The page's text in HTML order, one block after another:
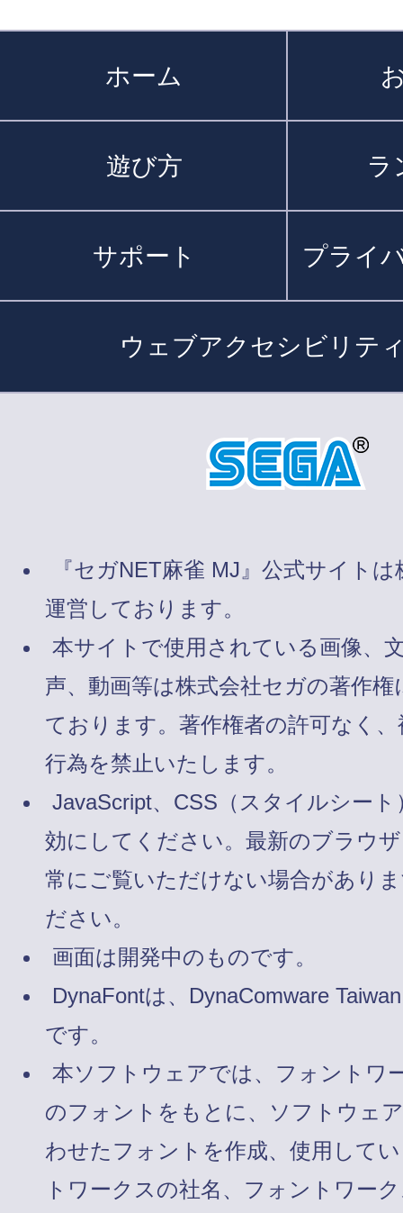
ホーム
遊び方 ラ
サポート プライ
ウェブアクセシビリテ
『セガNET麻雀 MJ』公式サイト
運営しております。
本サイトで使用されている画像、
声、動画等は株式会社セガの著作
ております。著作権者の許可なく
行為を禁止いたします。
JavaScript、CSS（スタイルシート
効にしてください。最新のブラウ
常にご覧いただけない場合があり
ださい。
画面は開発中のものです。
DynaFontは、DynaComware
です。
本ソフトウェアでは、フォントワ
のフォントをもとに、ソフトウェ
わせたフォントを作成、使用して
トワークスの社名、フォントワー